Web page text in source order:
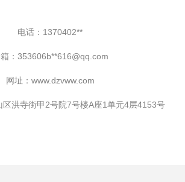
电话：1370402**
：353606b**616@qq.com
网址： www.dzvww.com
区洪寺街甲2号院7号楼A座1单元4层4153号